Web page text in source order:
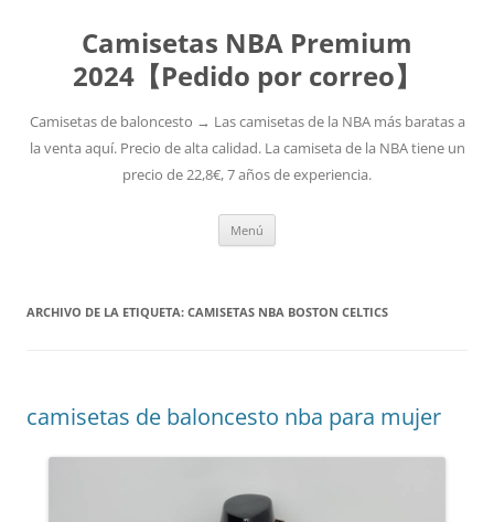
Camisetas NBA Premium
2024【Pedido por correo】
Camisetas de baloncesto → Las camisetas de la NBA más baratas a
la venta aquí. Precio de alta calidad. La camiseta de la NBA tiene un
precio de 22,8€, 7 años de experiencia.
Menú
ARCHIVO DE LA ETIQUETA: CAMISETAS NBA BOSTON CELTICS
camisetas de baloncesto nba para mujer